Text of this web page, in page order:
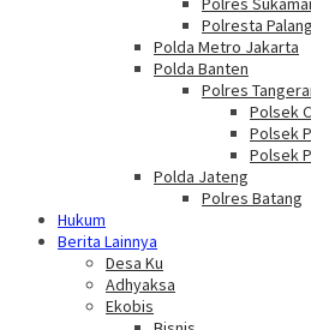
Polresta
Polda Metro Jakarta
Polda Banten
Polres
Polsek
Polsek
Polsek
Polda Jateng
Polres Batang
Hukum
Berita Lainnya
Desa Ku
Adhyaksa
Ekobis